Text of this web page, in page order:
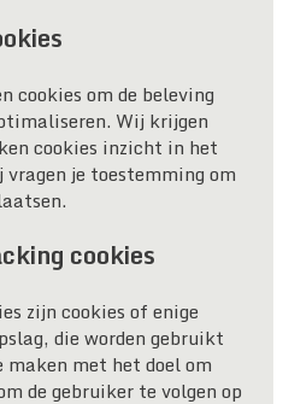
cookies om de beleving
Wij krijgen
cookies inzicht in het
je toestemming om
cookies
zijn cookies of enige
die worden gebruikt
met het doel om
de gebruiker te volgen op